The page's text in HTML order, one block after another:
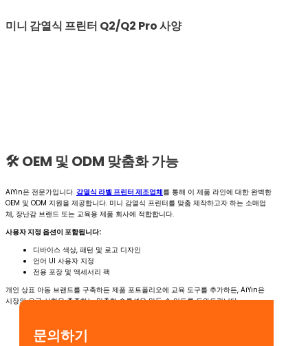
미니 감열식 프린터 Q2/Q2 Pro 사양
🛠 OEM 및 ODM 맞춤화 가능
AiYin은 전문가입니다. 감열식 라벨 프린터 제조업체를 통해 이 제품 라인에 대한 완벽한
OEM 및 ODM 지원을 제공합니다. 미니 감열식 프린터를 맞춤 제작하고자 하는 소매업
체, 장난감 브랜드 또는 교육용 제품 회사에 적합합니다.
사용자 지정 옵션이 포함됩니다:
디바이스 색상, 패턴 및 로고 디자인
언어 UI 사용자 지정
전용 포장 및 액세서리 팩
개인 상표 아동 브랜드를 구축하든 제품 포트폴리오에 교육 도구를 추가하든, AiYin은
시장의 요구 사항을 충족하는 맞춤형 솔루션을 만들 수 있도록 도와드립니다.
문의하기